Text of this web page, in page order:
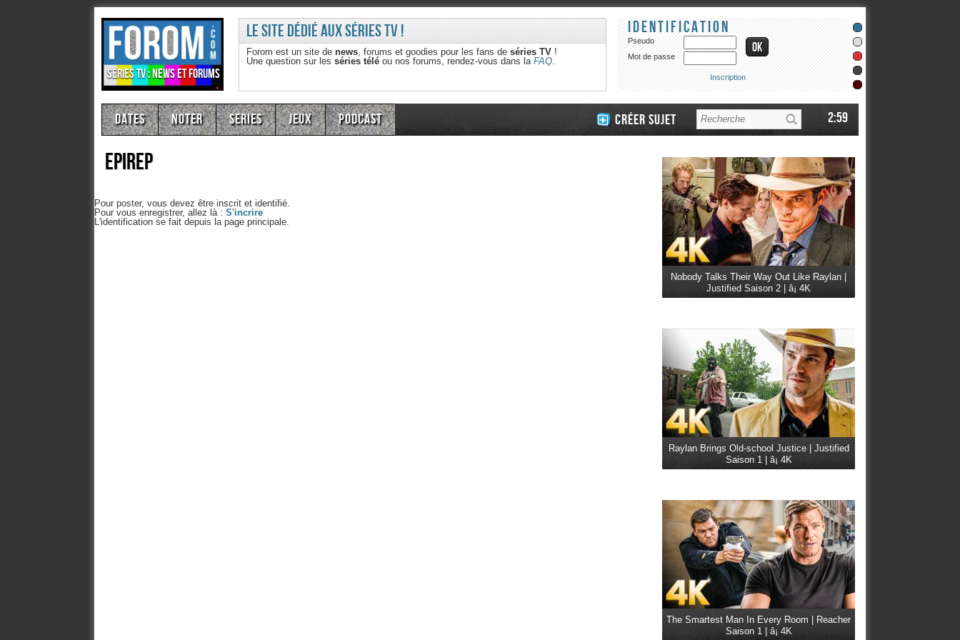
Séries TV : news et forums
Le site dédié aux séries TV !
Forom est un site de news, forums et goodies pour les fans de séries TV!
Une question sur les séries téléou nos forums, rendez-vous dans la FAQ.
Identification
Pseudo
Mot de passe
Inscription
Dates Noter Series Jeux Podcast Créer sujet 2:59
epirep
Pour poster, vous devez être inscrit et identifié.
Pour vous enregistrer, allez là : S'incrire
L'identification se fait depuis la page principale.
Nobody Talks Their Way Out Like Raylan |
Justified Saison 2 | â¡ 4K
Raylan Brings Old-school Justice | Justified
Saison 1 | â¡ 4K
The Smartest Man In Every Room | Reacher
Saison 1 | â¡ 4K